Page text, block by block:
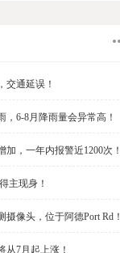
交通延误！
6-8月降雨量会异常高！
，一年内报警近1200次！
主现身！
像头，位于阿德Port Rd！
从7月起上涨！